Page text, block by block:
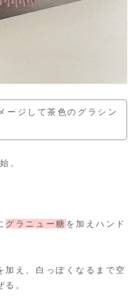
ージして茶色のグラシン
。
グラニュー糖 を加えハンド
加え、白っぽくなるまで空
。